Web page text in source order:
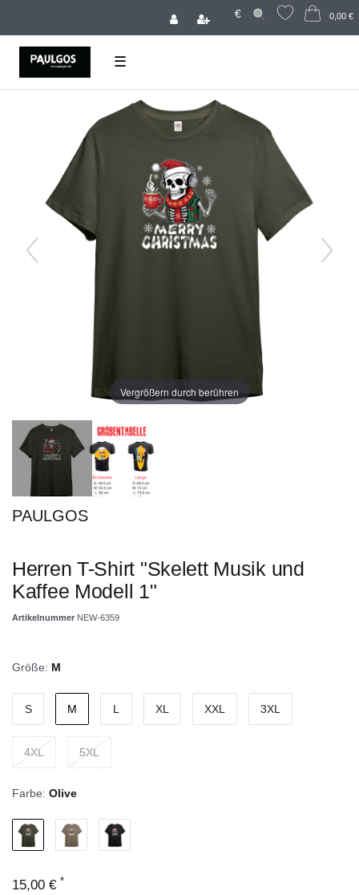
€ 0,00 €
☰
Vergrößern durch berühren
PAULGOS
Herren T-Shirt "Skelett Musik und
Kaffee Modell 1"
Artikelnummer NEW-6359
Größe: M
S M L XL XXL 3XL
4XL 5XL
Farbe: Olive
15,00 € *